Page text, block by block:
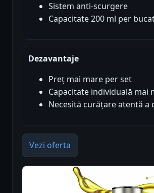
Sistem anti-scurgere
Capacitate 200 ml per
Dezavantaje
Preț mai mare per set
Capacitate individuală mai
Necesită curățare atentă a
Vezi oferta